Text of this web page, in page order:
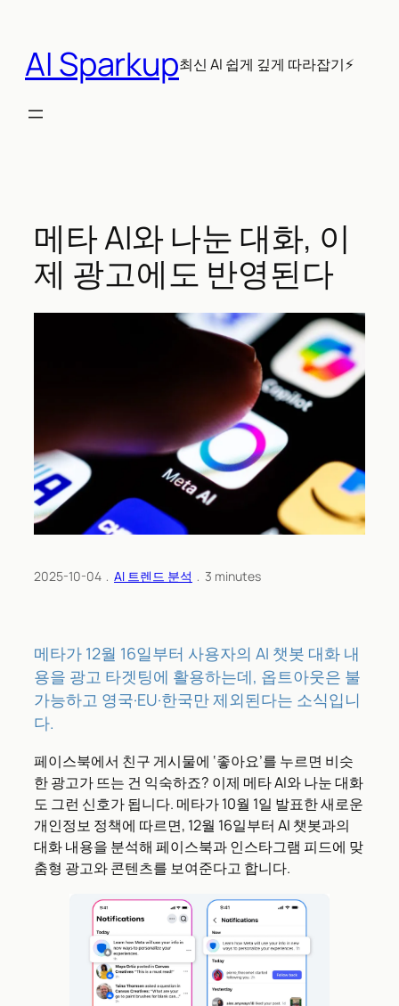
AI Sparkup최신 AI 쉽게 깊게 따라잡기⚡
메타 AI와 나눈 대화, 이
제 광고에도 반영된다
2025-10-04 ﹒ AI 트렌드 분석 ﹒ 3 minutes
메타가 12월 16일부터 사용자의 AI 챗봇 대화 내
용을 광고 타겟팅에 활용하는데, 옵트아웃은 불
가능하고 영국·EU·한국만 제외된다는 소식입니
다.
페이스북에서 친구 게시물에 ‘좋아요’를 누르면 비슷
한 광고가 뜨는 건 익숙하죠? 이제 메타 AI와 나눈 대화
도 그런 신호가 됩니다. 메타가 10월 1일 발표한 새로운
개인정보 정책에 따르면, 12월 16일부터 AI 챗봇과의
대화 내용을 분석해 페이스북과 인스타그램 피드에 맞
춤형 광고와 콘텐츠를 보여준다고 합니다.